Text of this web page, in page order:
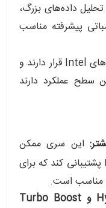
داده‌های بزرگ،
پیشرفته مناسب
پردازنده‌های سری i9 در صدر پردازنده‌های Intel قرار دارند و
سطح عملکرد دارند
این سری ممکن
و 36 رشته را پشتیبانی کند که برای
مناسب است.
پشتیبانی از Hyper-Threading و Turbo Boost